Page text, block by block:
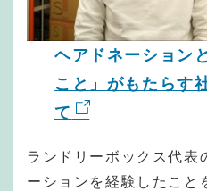
ヘアドネーション
こと」がもたらす
て
ランドリーボックス代表
ーションを経験したこと